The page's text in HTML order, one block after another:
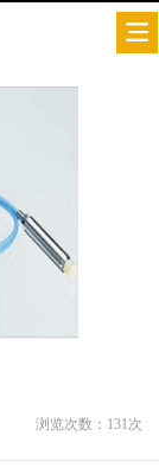
浏览次数： 131 次